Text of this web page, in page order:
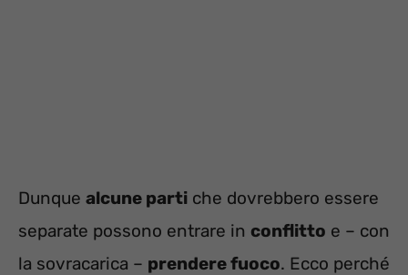
Dunque alcune parti che dovrebbero essere
separate possono entrare in conflitto e – con
la sovracarica – prendere fuoco. Ecco perché